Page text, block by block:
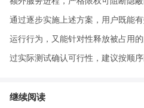
通过逐步实施上述方案，用户既能
运行行为，又能针对性释放被占用
过实际测试确认可行性，建议按顺
继续阅读